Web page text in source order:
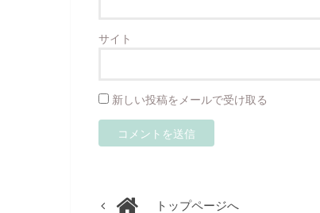
サイト
新しい投稿をメールで受け取る
トップページへ